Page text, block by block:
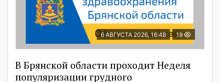
6 АВГУСТА 2026, 16:48 19
В Брянской области проходит Неделя
популяризации грудного